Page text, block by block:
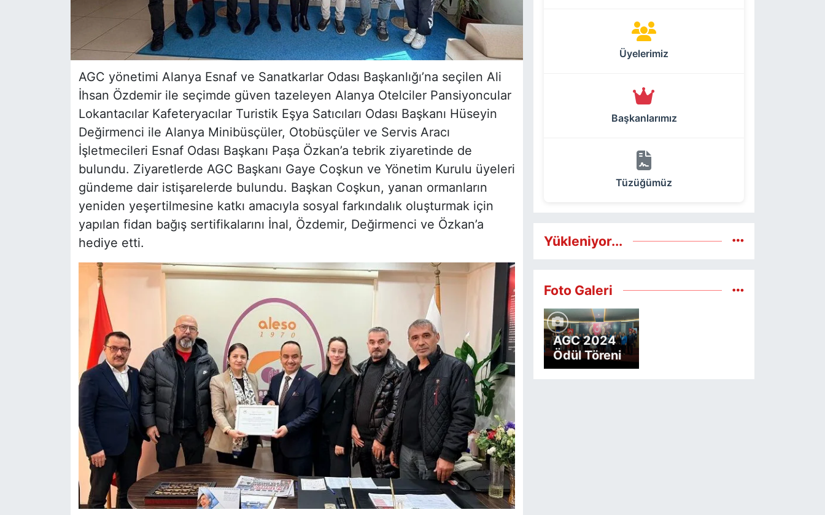
AGC yönetimi Alanya Esnaf ve Sanatkarlar Odası Başkanlığı’na seçilen Ali
İhsan Özdemir ile seçimde güven tazeleyen Alanya Otelciler Pansiyoncular
Lokantacılar Kafeteryacılar Turistik Eşya Satıcıları Odası Başkanı Hüseyin
Değirmenci ile Alanya Minibüsçüler, Otobüsçüler ve Servis Aracı
İşletmecileri Esnaf Odası Başkanı Paşa Özkan’a tebrik ziyaretinde de
bulundu. Ziyaretlerde AGC Başkanı Gaye Coşkun ve Yönetim Kurulu üyeleri
gündeme dair istişarelerde bulundu. Başkan Coşkun, yanan ormanların
yeniden yeşertilmesine katkı amacıyla sosyal farkındalık oluşturmak için
yapılan fidan bağış sertifikalarını İnal, Özdemir, Değirmenci ve Özkan’a
hediye etti.
Üyelerimiz
Başkanlarımız
Tüzüğümüz
Yükleniyor...
Foto Galeri
AGC 2024
Ödül Töreni